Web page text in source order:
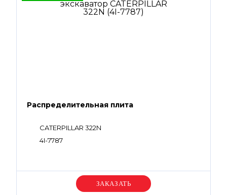
Распределительная плита
CATERPILLAR 322N
4I-7787
Уточняйте цену